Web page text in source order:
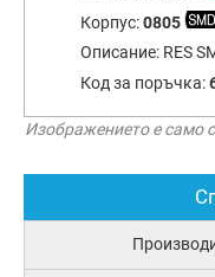
Корпус:0805
Описание: RES
Код за поръчка:
Изображението е само